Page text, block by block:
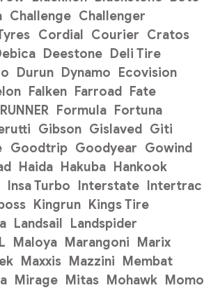
Challenge Challenger
Cordial Courier Cratos
Deestone Deli Tire
Durun Dynamo Ecovision
Falken Farroad Fate
Formula Fortuna
Gibson Gislaved Giti
Goodtrip Goodyear Gowind
Haida Hakuba Hankook
Insa Turbo Interstate Intertrac
Kingrun Kings Tire
Landsail Landspider
Maloya Marangoni Marix
Maxxis Mazzini Membat
Mirage Mitas Mohawk Momo